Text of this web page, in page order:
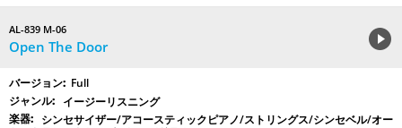
AL-839 M-06
Open The Door
Full
イージーリスニング
シンセサイザー/アコースティックピアノ/ストリングス/シンセベル/オー